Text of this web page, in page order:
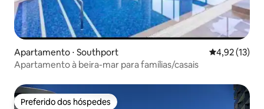
Apartamento ⋅ Southport 4,92 de uma
4,92 (13)
Apartamento à beira-mar para famílias/casais
Preferido dos hóspedes